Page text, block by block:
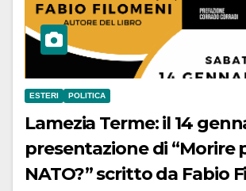
ESTERI POLITICA
Lamezia Terme: il 14
presentazione di “Morire
NATO?” scritto da Fabio